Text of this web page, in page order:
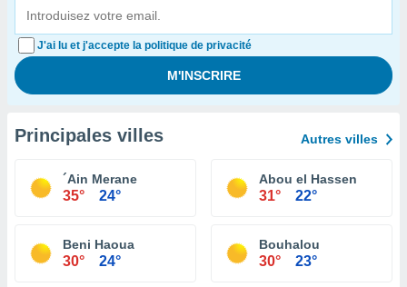
J'ai lu et j'accepte la politique de privacité
Principales villes Autres villes
´Ain Merane
35° 24°
Abou el Hassen
31° 22°
Beni Haoua
30° 24°
Bouhalou
30° 23°